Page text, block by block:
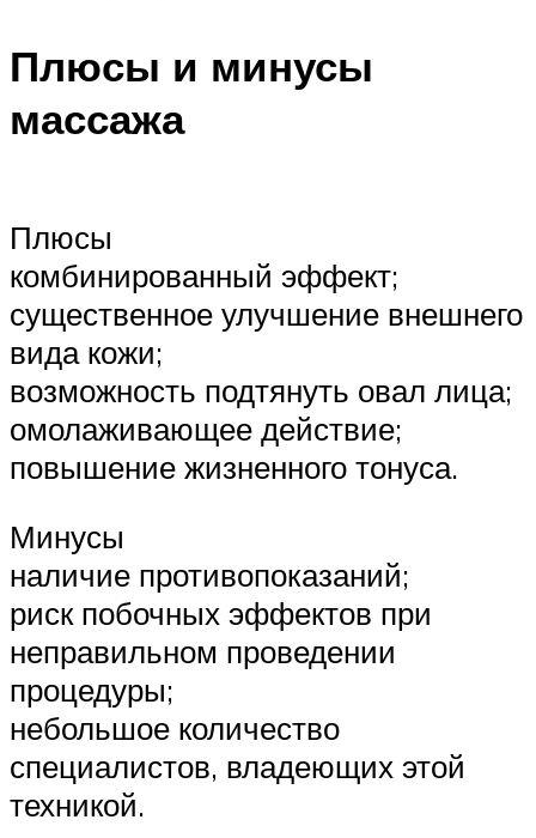
Плюсы и минусы
массажа
Плюсы
комбинированный эффект;
существенное улучшение внешнего
вида кожи;
возможность подтянуть овал лица;
омолаживающее действие;
повышение жизненного тонуса.
Минусы
наличие противопоказаний;
риск побочных эффектов при
неправильном проведении
процедуры;
небольшое количество
специалистов, владеющих этой
техникой.